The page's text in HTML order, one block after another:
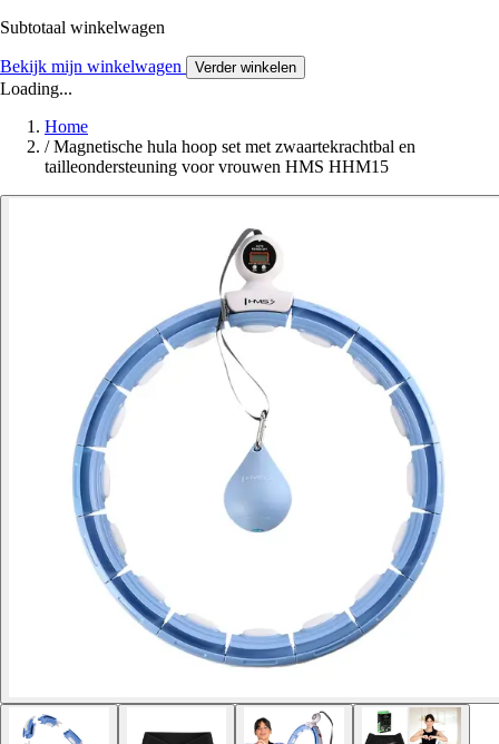
Subtotaal winkelwagen
Bekijk mijn winkelwagen Verder winkelen
Loading...
Home
/ Magnetische hula hoop set met zwaartekrachtbal en
tailleondersteuning voor vrouwen HMS HHM15